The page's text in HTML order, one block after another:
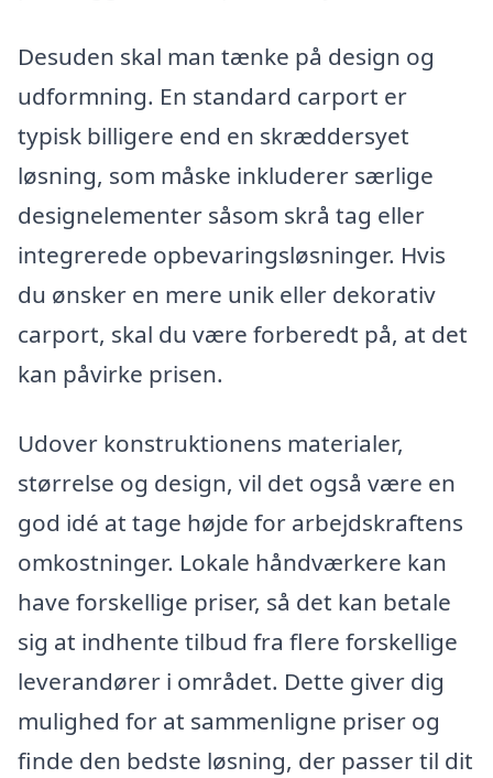
Desuden skal man tænke på design og
udformning. En standard carport er
typisk billigere end en skræddersyet
løsning, som måske inkluderer særlige
designelementer såsom skrå tag eller
integrerede opbevaringsløsninger. Hvis
du ønsker en mere unik eller dekorativ
carport, skal du være forberedt på, at det
kan påvirke prisen.
Udover konstruktionens materialer,
størrelse og design, vil det også være en
god idé at tage højde for arbejdskraftens
omkostninger. Lokale håndværkere kan
have forskellige priser, så det kan betale
sig at indhente tilbud fra flere forskellige
leverandører i området. Dette giver dig
mulighed for at sammenligne priser og
finde den bedste løsning, der passer til dit